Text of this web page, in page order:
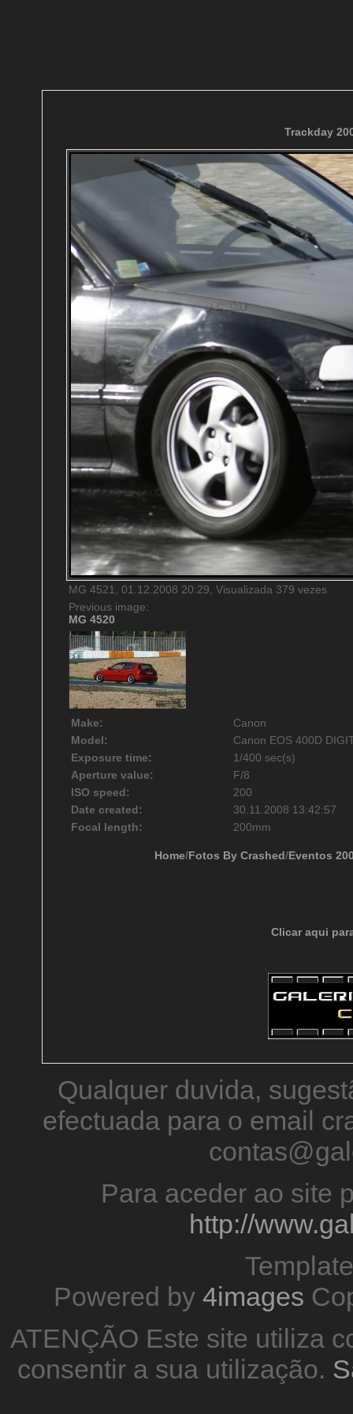
Trackday
MG 4521, 01.12.2008 20:29, Visualizada 379 vezes
Previous image:
MG 4520
Make:
Canon
Model:
Canon EOS 400D
Exposure time:
1/400 sec(s)
Aperture value:
F/8
ISO speed:
200
Date created:
30.11.2008 13:42:57
Focal length:
200mm
Home/Fotos By Crashed/Eventos
Clicar aqui
Qualquer duvida,
efectuada para o email
Para aceder ao site
http://
Powered by 4images
ATENÇÃO Este site utiliza
consentir a sua utilização.